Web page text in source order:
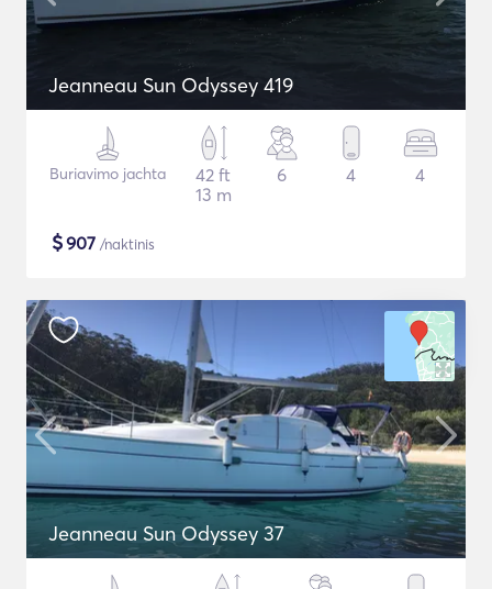
Jeanneau Sun Odyssey 419
Buriavimo jachta
42 ft
13 m
6 4 4
$907 /naktinis
Jeanneau Sun Odyssey 37